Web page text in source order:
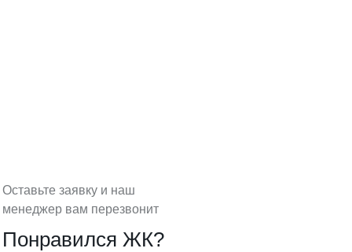
Оставьте заявку и наш
менеджер вам перезвонит
Понравился ЖК?